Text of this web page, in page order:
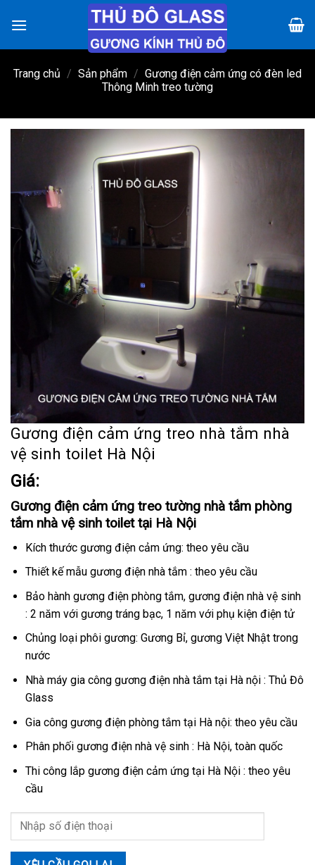
đến
Trang chủ / Sản phẩm / Gương điện cảm ứng có đèn led
Thông Minh treo tường
Gương điện cảm ứng treo nhà tắm nhà
vệ sinh toilet Hà Nội
Giá:
Gương điện cảm ứng treo tường nhà tắm phòng
tắm nhà vệ sinh toilet tại Hà Nội
Kích thước gương điện cảm ứng: theo yêu cầu
Thiết kế mẫu gương điện nhà tắm : theo yêu cầu
Bảo hành gương điện phòng tắm, gương điện nhà vệ sinh
: 2 năm với gương tráng bạc, 1 năm với phụ kiện điện tử
Chủng loại phôi gương: Gương Bỉ, gương Việt Nhật trong
nước
Nhà máy gia công gương điện nhà tắm tại Hà nội : Thủ Đô
Glass
Gia công gương điện phòng tắm tại Hà nội: theo yêu cầu
Phân phối gương điện nhà vệ sinh : Hà Nội, toàn quốc
Thi công lắp gương điện cảm ứng tại Hà Nội : theo yêu
cầu